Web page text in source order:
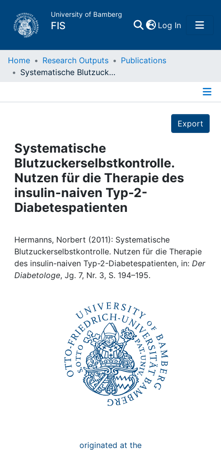
University of Bamberg
FIS Log In(current)
Home
Projects
People
Institutions
My FIS
Help
Home Research Outputs
Publications
Systematische Blutzuckerselbstkontrolle. Nutzen für die Therapie des insulin-naiven Typ-2-Diabetespatienten
Export
Systematische
Blutzuckerselbstkontrolle.
Nutzen für die Therapie des
insulin-naiven Typ-2-
Diabetespatienten
Hermanns, Norbert (2011): Systematische
Blutzuckerselbstkontrolle. Nutzen für die Therapie
des insulin-naiven Typ-2-Diabetespatienten, in: Der
Diabetologe, Jg. 7, Nr. 3, S. 194–195.
originated at the